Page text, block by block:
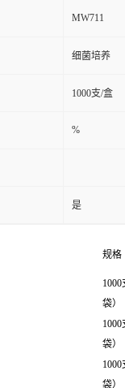
MW711
细菌培养
1000支/盒
%
是
规格
袋）
袋）
袋）